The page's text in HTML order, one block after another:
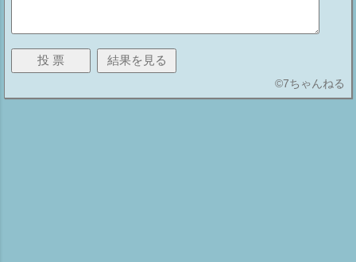
©7ちゃんねる